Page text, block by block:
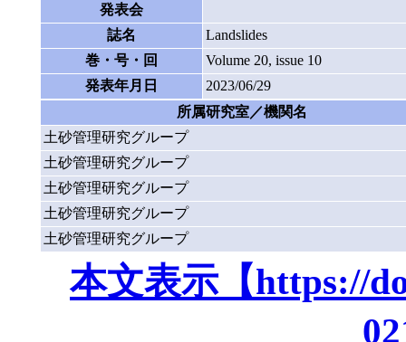
発表会
誌名
Landslides
巻・号・回
Volume 20, issue 10
発表年月日
2023/06/29
所属研究室／機関名
土砂管理研究グループ
土砂管理研究グループ
土砂管理研究グループ
土砂管理研究グループ
土砂管理研究グループ
本文表示【https://